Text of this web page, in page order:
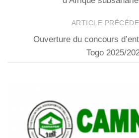
ARTICLE
Ouverture du concours
Togo 2025/